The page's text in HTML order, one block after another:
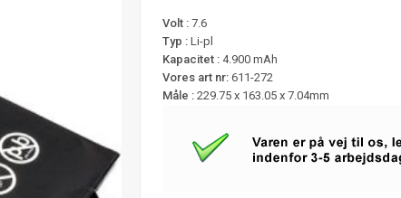
Volt :7.6
Typ : Li-pl
Kapacitet : 4.900 mAh
Vores art nr: 611-272
Måle : 229.75 x 163.05 x 7.04mm